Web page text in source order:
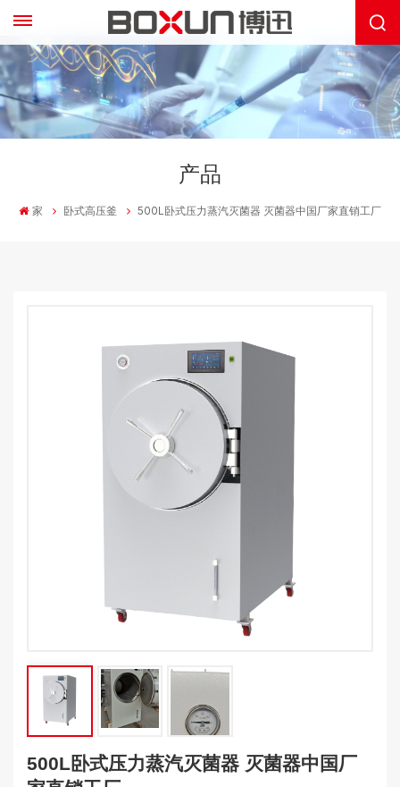
产品
家 卧式高压釜 500L卧式压力蒸汽灭菌器 灭菌器中国厂家直销工厂
500L卧式压力蒸汽灭菌器 灭菌器中国厂